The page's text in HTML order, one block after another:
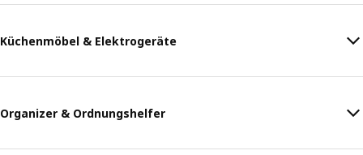
Küchenmöbel & Elektrogeräte
Organizer & Ordnungshelfer